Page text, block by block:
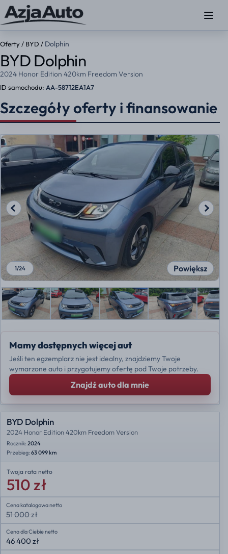
Oferty / BYD / Dolphin
BYD Dolphin
2024 Honor Edition 420km Freedom Version
ID samochodu: AA-58712EA1A7
Szczegóły oferty i finansowanie
Powiększ
1/24
Mamy dostępnych więcej aut
Jeśli ten egzemplarz nie jest idealny, znajdziemy Twoje
wymarzone auto i przygotujemy ofertę pod Twoje potrzeby.
Znajdź auto dla mnie
BYD Dolphin
2024 Honor Edition 420km Freedom Version
Rocznik: 2024
Przebieg: 63 099 km
Twoja rata netto
510 zł
Cena katalogowa netto
51 000 zł
Cena dla Ciebie netto
46 400 zł